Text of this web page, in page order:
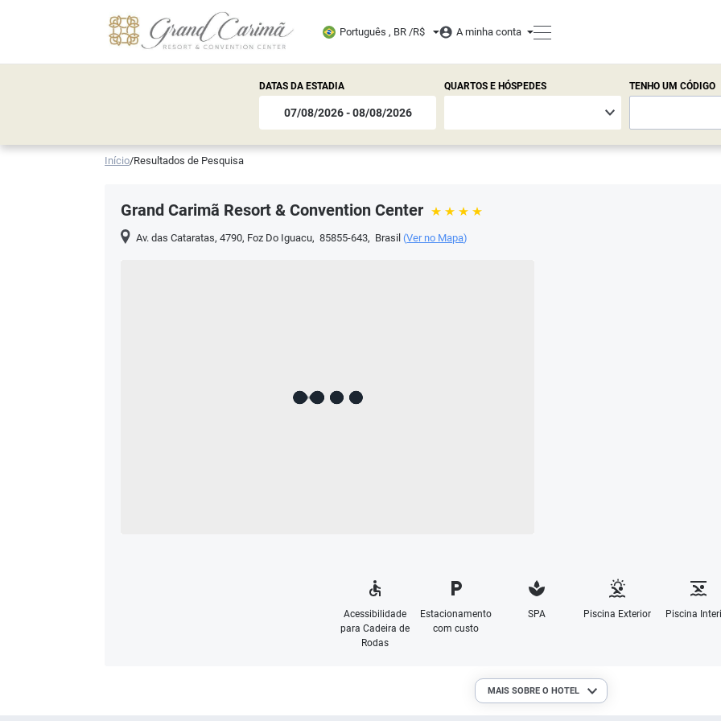
Português , BR /R$ A minha conta
DATAS DA ESTADIA QUARTOS E HÓSPEDES TENHO UM CÓDIGO
Início/Resultados de Pesquisa
Grand Carimã Resort & Convention Center
Av. das Cataratas, 4790, Foz Do Iguacu, 85855-643, Brasil (Ver no Mapa)
Acessibilidade
para Cadeira de
Rodas
Estacionamento
com custo
SPA Piscina Exterior Piscina
MAIS SOBRE O HOTEL